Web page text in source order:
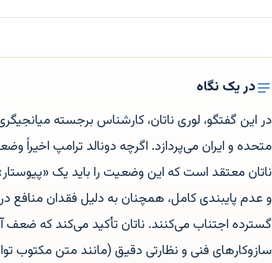
در یک نگاه
در این گفتگو، لوری ناتان، کارشناس برجسته
متحده و ایران می‌پردازد. اگرچه دونالد ترامپ
ناتان معتقد است که این وضعیت را باید یک
و عدم پایبندی کامل، همچنان به دلیل فقدان منافع
گسترده اجتناب می‌کنند. ناتان تأکید می‌کند که
سازوکارهای فنی و نظارتی دقیق (مانند متن مکتوب